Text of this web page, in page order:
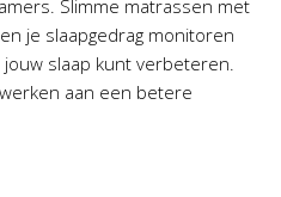
Slimme matrassen met
je slaapgedrag monitoren
slaap kunt verbeteren.
aan een betere